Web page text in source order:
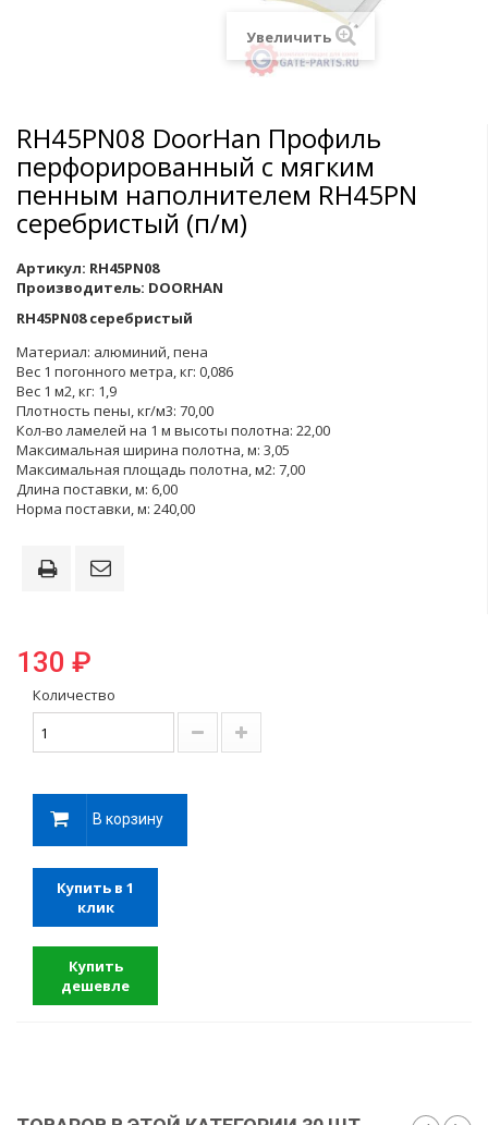
Увеличить
RH45PN08 DoorHan Профиль
перфорированный с мягким
пенным наполнителем RH45PN
серебристый (п/м)
Артикул: RH45PN08
Производитель: DOORHAN
RH45PN08 серебристый
Материал: алюминий, пена
Вес 1 погонного метра, кг: 0,086
Вес 1 м2, кг: 1,9
Плотность пены, кг/м3: 70,00
Кол-во ламелей на 1 м высоты полотна: 22,00
Максимальная ширина полотна, м: 3,05
Максимальная площадь полотна, м2: 7,00
Длина поставки, м: 6,00
Норма поставки, м: 240,00
130 ₽
Количество
В корзину
Купить в 1
клик
Купить
дешевле